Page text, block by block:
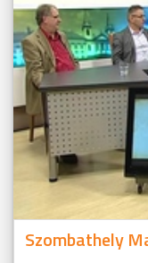
Szombathely